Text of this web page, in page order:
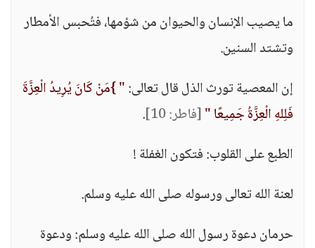
ما يصيب الإنسان والحيوان من شؤمها، فتُحبس الأمطار
وتشتد السنين.
إن المعصية تورث الذل قال تعالى:" }مَنْ كَانَ يُرِيدُ الْعِزَّةَ
فَلِلهِ الْعِزَّةُ جَمِيعًا "[فاطر: 10]
.
الطبع على القلوب: فتكون الغفلة !
لعنة الله تعالى ورسوله صلى الله عليه وسلم.
حرمان دعوة رسول الله صلى الله عليه وسلم: ودعوة